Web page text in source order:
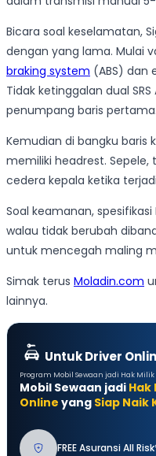
Bicara soal keselamatan,
dengan yang lama. Mulai
braking system (ABS) dan
Tidak ketinggalan dual
penumpang baris pertama.
Kemudian di bangku baris
memiliki headrest.
cedera kepala ketika
Soal keamanan,
walau tidak berubah
untuk mencegah maling
Simak terus Moladin.com
lainnya.
Untuk Driver
Program Mobil Sewaan jadi Hak Milik
Mobil Sewaan jadi Hak
Online yang Siap Naik
FREE Asuransi All